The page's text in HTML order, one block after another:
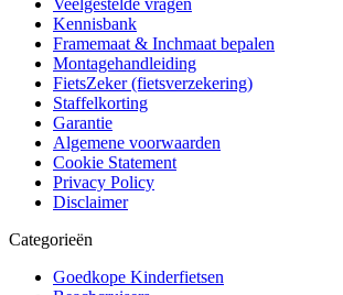
Veelgestelde vragen
Kennisbank
Framemaat & Inchmaat bepalen
Montagehandleiding
FietsZeker (fietsverzekering)
Staffelkorting
Garantie
Algemene voorwaarden
Cookie Statement
Privacy Policy
Disclaimer
Categorieën
Goedkope Kinderfietsen